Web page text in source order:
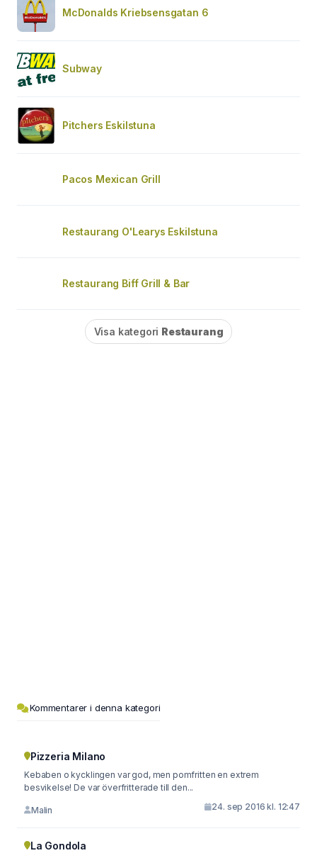
McDonalds Kriebsensgatan 6
Subway
Pitchers Eskilstuna
Pacos Mexican Grill
Restaurang O'Learys Eskilstuna
Restaurang Biff Grill & Bar
Visa kategori Restaurang
Kommentarer i denna kategori
Pizzeria Milano
Kebaben o kycklingen var god, men pomfritten en extrem
besvikelse! De var överfritterade till den...
Malin 24. sep 2016 kl. 12:47
La Gondola